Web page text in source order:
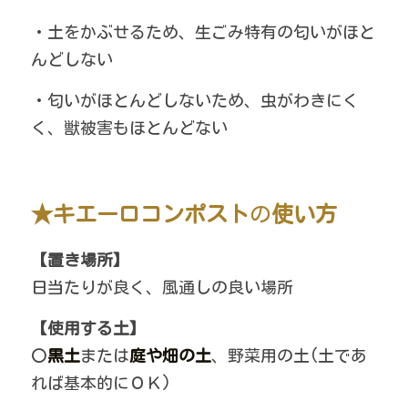
・土をかぶせるため、生ごみ特有の匂いがほと
んどしない
・匂いがほとんどしないため、虫がわきにく
く、獣被害もほとんどない
★キエーロコンポストの使い方
【置き場所】
日当たりが良く、風通しの良い場所
【使用する土】
〇黒土または庭や畑の土、野菜用の土(土であ
れば基本的にＯＫ)